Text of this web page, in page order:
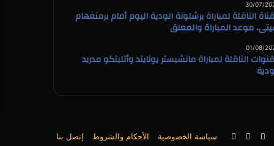
30/07/
الناقلة لمباراة برشلونة الودية اليوم أمام برمنغهام
موعد المباراة والمعلق
01/08/
الناقلة لمباراة مانشيستر يونايتد وأتليتكو مدريد
سياسة الخصوصية الأحكام والشروط إتصل بنا فيسبوك يوتيوب